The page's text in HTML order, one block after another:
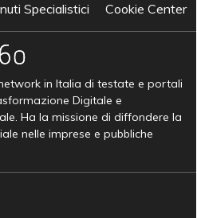
Specialistici
Cookie Center
in Italia di testate e portali
Digitale e
Ha la missione di diffondere la
nelle imprese e pubbliche